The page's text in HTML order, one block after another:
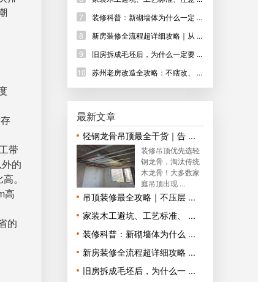
带
的
。
高
的
7
装修科普：新砌墙体为什么一定 ...
8
新房装修全流程超详细攻略｜从 ...
9
旧房拆成毛坯后，为什么一定要 ...
10
苏州老房改造全攻略：不瞎改、 ...
最新文章
轻钢龙骨吊顶最全干货｜告 ...
装修吊顶优先选轻
钢龙骨，淘汰传统
木龙骨！大多数家
庭吊顶出现 ...
吊顶装修最全攻略｜不压层 ...
家装木工避坑、工艺标准、 ...
装修科普：新砌墙体为什么 ...
新房装修全流程超详细攻略 ...
旧房拆成毛坯后，为什么一 ...